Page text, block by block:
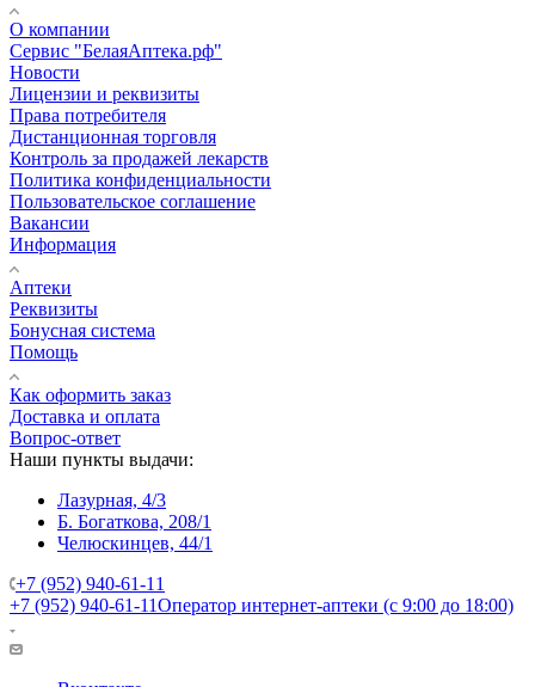
О компании
Сервис "БелаяАптека.рф"
Новости
Лицензии и реквизиты
Права потребителя
Дистанционная торговля
Контроль за продажей лекарств
Политика конфиденциальности
Пользовательское соглашение
Вакансии
Информация
Аптеки
Реквизиты
Бонусная система
Помощь
Как оформить заказ
Доставка и оплата
Вопрос-ответ
Наши пункты выдачи:
Лазурная, 4/3
Б. Богаткова, 208/1
Челюскинцев, 44/1
+7 (952) 940-61-11
+7 (952) 940-61-11Оператор интернет-аптеки (с 9:00 до 18:00)